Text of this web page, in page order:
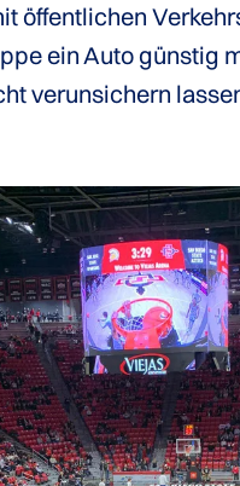
öffentlichen
ein Auto günstig
verunsichern